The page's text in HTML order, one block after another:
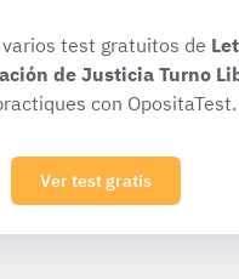
test gratuitos de
de Justicia Turno
con OpositaTest.
Ver test gratis